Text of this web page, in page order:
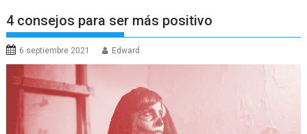
4 consejos para ser más positivo
6 septiembre 2021 Edward